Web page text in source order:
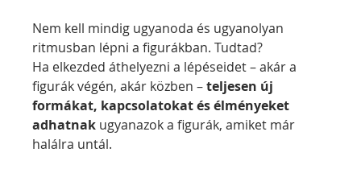
Nem kell mindig ugyanoda és ugyanolyan
ritmusban lépni a figurákban. Tudtad?
Ha elkezded áthelyezni a lépéseidet – akár a
figurák végén, akár közben – teljesen új
formákat, kapcsolatokat és élményeket
adhatnak ugyanazok a figurák, amiket már
halálra untál.